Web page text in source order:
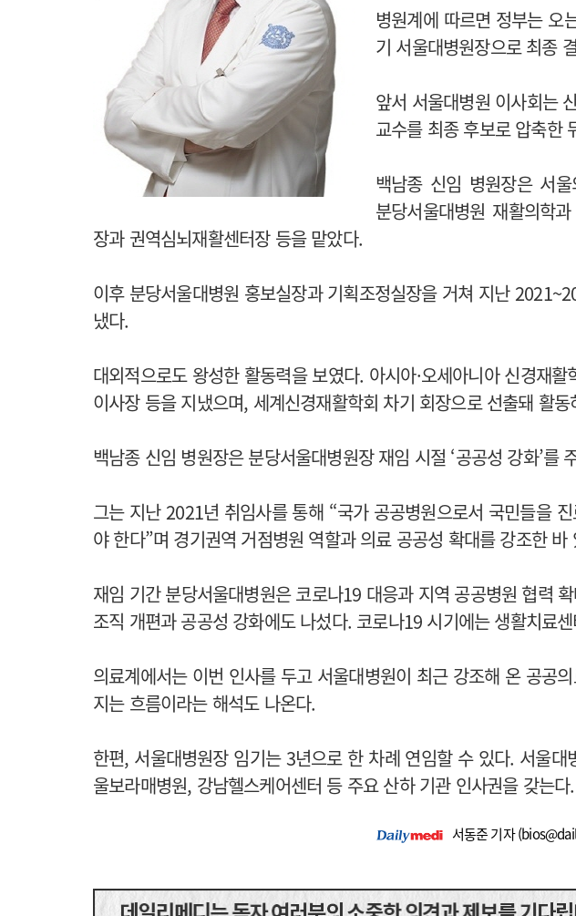
병원계에 따르면 정부는 오
기 서울대병원장으로 최종
앞서 서울대병원 이사회는
교수를 최종 후보로 압축한
백남종 신임 병원장은 서
분당서울대병원 재활의학
장과 권역심뇌재활센터장 등을 맡았다.
이후 분당서울대병원 홍보실장과 기획조정실장을 거쳐 지난
냈다.
대외적으로도 왕성한 활동력을 보였다. 아시아·오세아니아 신경재
이사장 등을 지냈으며, 세계신경재활학회 차기 회장으로 선출돼 활동
백남종 신임 병원장은 분당서울대병원장 재임 시절 ‘공공성 강화’를
그는 지난 2021년 취임사를 통해 “국가 공공병원으로서 국민들을
야 한다”며 경기권역 거점병원 역할과 의료 공공성 확대를 강조한 바
재임 기간 분당서울대병원은 코로나19 대응과 지역 공공병원 협력
조직 개편과 공공성 강화에도 나섰다. 코로나19 시기에는 생활치료
의료계에서는 이번 인사를 두고 서울대병원이 최근 강조해 온 공공
지는 흐름이라는 해석도 나온다.
한편, 서울대병원장 임기는 3년으로 한 차례 연임할 수 있다. 서울대
울보라매병원, 강남헬스케어센터 등 주요 산하 기관 인사권을 갖는다.
서동준 기자 (